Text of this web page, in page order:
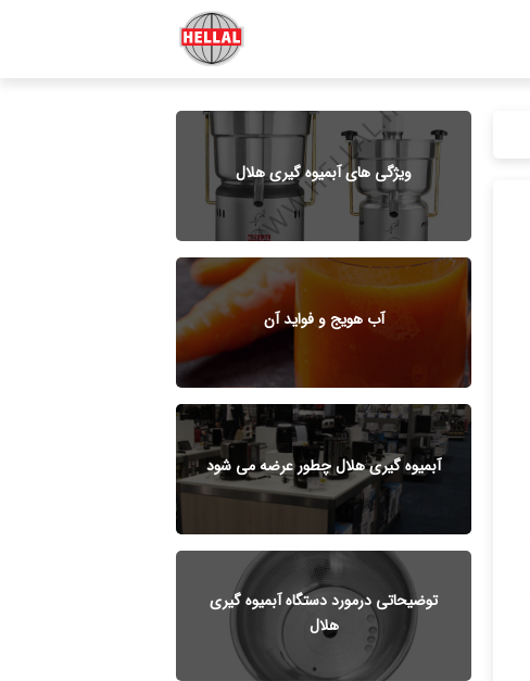
ویژگی های آبمیوه گیری هلال
آب هویج و فواید آن
آبمیوه گیری هلال چطور عرضه می شود
توضیحاتی درمورد دستگاه آبمیوه گیری
هلال